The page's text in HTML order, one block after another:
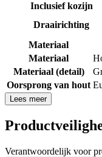
Inclusief kozijn
Draairichting
Materiaal
Materiaal
Materiaal (detail)
Oorsprong van hout
Lees meer
Verantwoordelijk voor